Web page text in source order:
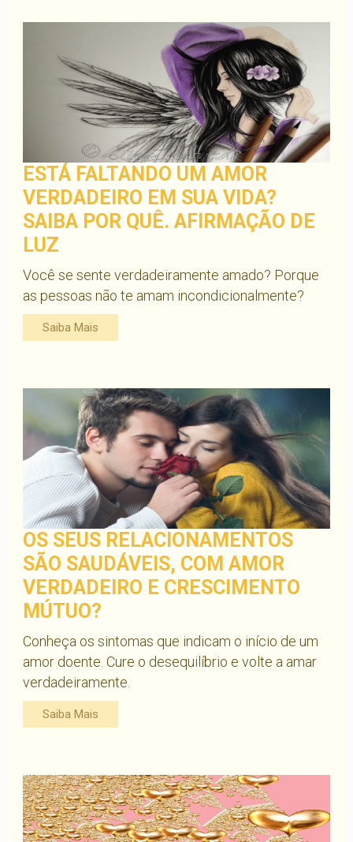
ESTÁ FALTANDO UM AMOR
VERDADEIRO EM SUA VIDA?
SAIBA POR QUÊ. AFIRMAÇÃO DE
LUZ
Você se sente verdadeiramente amado? Porque
as pessoas não te amam incondicionalmente?
Saiba Mais
OS SEUS RELACIONAMENTOS
SÃO SAUDÁVEIS, COM AMOR
VERDADEIRO E CRESCIMENTO
MÚTUO?
Conheça os sintomas que indicam o início de um
amor doente. Cure o desequilíbrio e volte a amar
verdadeiramente.
Saiba Mais